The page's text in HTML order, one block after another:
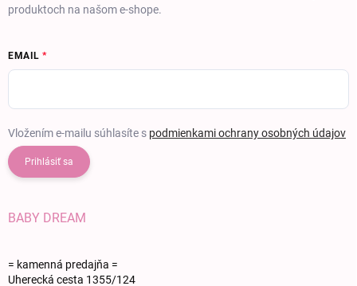
produktoch na našom e-shope.
EMAIL
Vložením e-mailu súhlasíte s podmienkami ochrany osobných údajov
Prihlásiť sa
BABY DREAM
= kamenná predajňa =
Uherecká cesta 1355/124